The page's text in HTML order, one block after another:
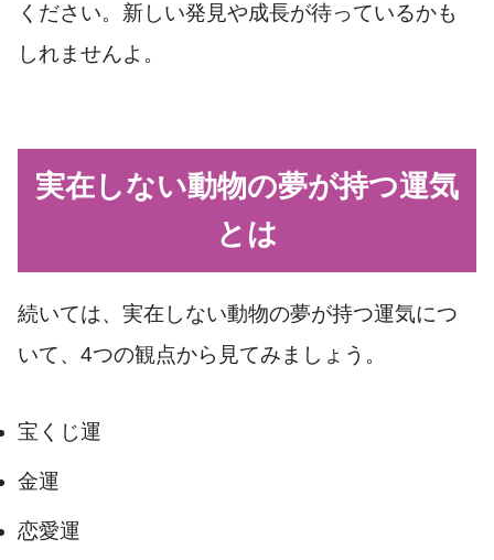
ください。新しい発見や成長が待っているかも
しれませんよ。
実在しない動物の夢が持つ運気
とは
続いては、実在しない動物の夢が持つ運気につ
いて、4つの観点から見てみましょう。
宝くじ運
金運
恋愛運